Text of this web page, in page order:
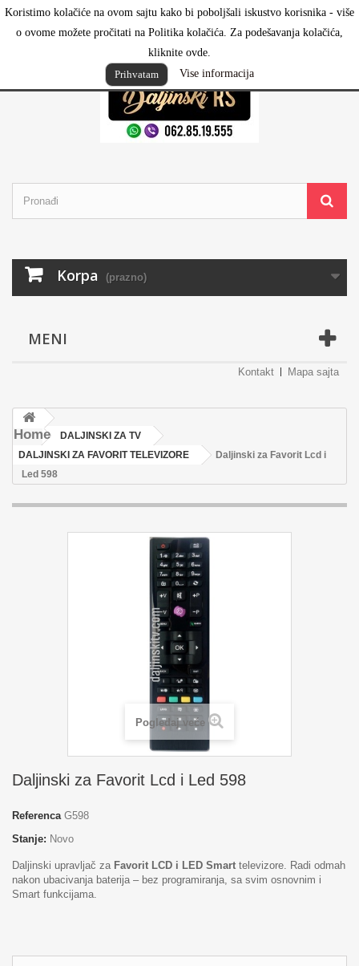
Koristimo kolačiće na ovom sajtu kako bi poboljšali iskustvo korisnika - više
o ovome možete pročitati na Politika kolačića. Za podešavanja kolačića,
kliknite ovde.
Prihvatam
Vise informacija
Prijavi se
Korpa (prazno)
MENI
Kontakt Mapa sajta
Home
DALJINSKI ZA TV
DALJINSKI ZA FAVORIT TELEVIZORE
Daljinski za Favorit Lcd i
Led 598
Pogledaj veće
Daljinski za Favorit Lcd i Led 598
Referenca G598
Stanje: Novo
Daljinski upravljač za Favorit LCD i LED Smart televizore. Radi odmah
nakon ubacivanja baterija – bez programiranja, sa svim osnovnim i
Smart funkcijama.